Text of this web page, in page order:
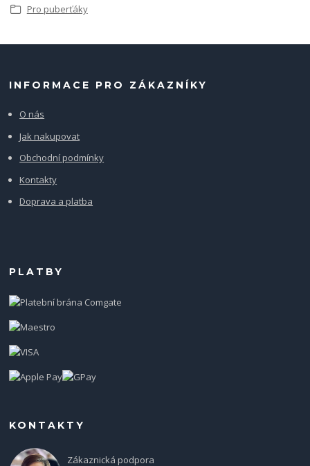
Pro puberťáky
INFORMACE PRO ZÁKAZNÍKY
O nás
Jak nakupovat
Obchodní podmínky
Kontakty
Doprava a platba
PLATBY
KONTAKTY
Zákaznická podpora